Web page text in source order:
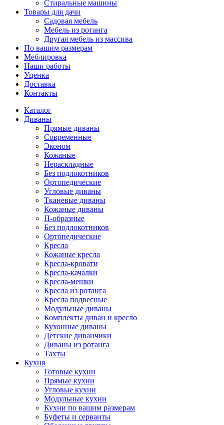
Стиральные машины
Товары для дачи
Садовая мебель
Мебель из ротанга
Другая мебель из массива
По вашим размерам
Меблировка
Наши работы
Уценка
Доставка
Контакты
Каталог
Диваны
Прямые диваны
Современные
Эконом
Кожаные
Нераскладные
Без подлокотников
Ортопедические
Угловые диваны
Тканевые диваны
Кожаные диваны
П-образные
Без подлокотников
Ортопедические
Кресла
Кожаные кресла
Кресла-кровати
Кресла-качалки
Кресла-мешки
Кресла из ротанга
Кресла подвесные
Модульные диваны
Комплекты диван и кресло
Кухонные диваны
Детские диванчики
Диваны из ротанга
Тахты
Кухня
Готовые кухни
Прямые кухни
Угловые кухни
Модульные кухни
Кухни по вашим размерам
Буфеты и серванты